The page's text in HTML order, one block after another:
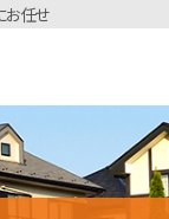
お任せ